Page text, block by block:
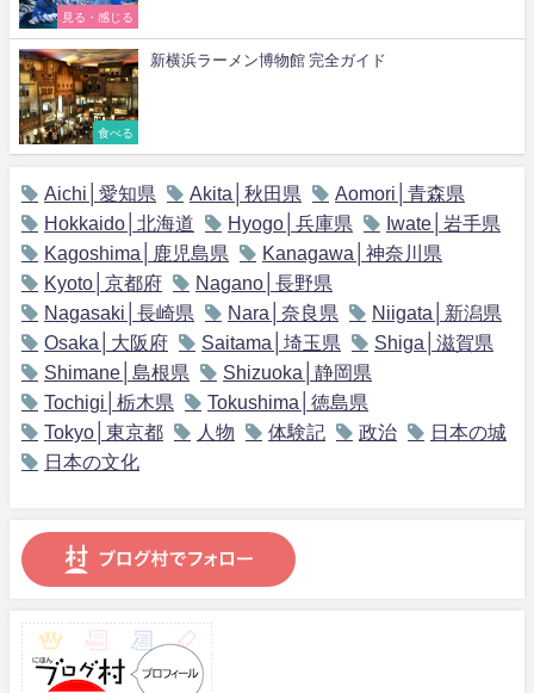
見る・感じる
食べる
新横浜ラーメン博物館 完全ガイド
Aichi│愛知県 Akita│秋田県
Aomori│青森県
Hokkaido│北海道
Hyogo│兵庫県
Iwate│岩手県
Kagoshima│鹿児島県
Kanagawa│神奈川県
Kyoto│京都府
Nagano│長野県
Nagasaki│長崎県
Nara│奈良県
Niigata│新潟県
Osaka│大阪府
Saitama│埼玉県
Shiga│滋賀県
Shimane│島根県
Shizuoka│静岡県
Tochigi│栃木県
Tokushima│徳島県
Tokyo│東京都
人物 体験記 政治
日本の城
日本の文化